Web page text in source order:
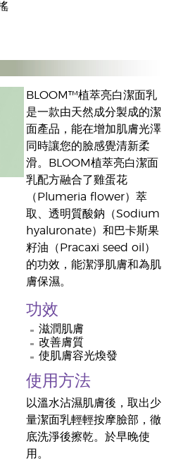
BLOOM™植萃亮白潔面乳
是一款由天然成分製成的潔
面產品，能在增加肌膚光澤
同時讓您的臉感覺清新柔
滑。BLOOM植萃亮白潔面
乳配方融合了雞蛋花
（Plumeria flower）萃
取、透明質酸鈉（Sodium
hyaluronate）和巴卡斯果
籽油（Pracaxi seed oil）
的功效，能潔淨肌膚和為肌
膚保濕。
功效
滋潤肌膚
改善膚質
使肌膚容光煥發
使用方法
以溫水沾濕肌膚後，取出少
量潔面乳輕輕按摩臉部，徹
底洗淨後擦乾。於早晚使
用。